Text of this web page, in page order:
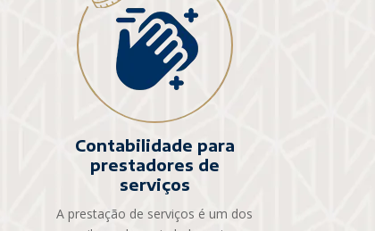
Contabilidade para
prestadores de
serviços
A prestação de serviços é um dos